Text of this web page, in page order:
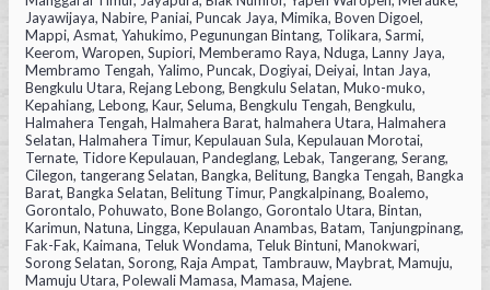
Jayawijaya, Nabire, Paniai, Puncak Jaya, Mimika, Boven Digoel,
Mappi, Asmat, Yahukimo, Pegunungan Bintang, Tolikara, Sarmi,
Keerom, Waropen, Supiori, Memberamo Raya, Nduga, Lanny Jaya,
Membramo Tengah, Yalimo, Puncak, Dogiyai, Deiyai, Intan Jaya,
Bengkulu Utara, Rejang Lebong, Bengkulu Selatan, Muko-muko,
Kepahiang, Lebong, Kaur, Seluma, Bengkulu Tengah, Bengkulu,
Halmahera Tengah, Halmahera Barat, halmahera Utara, Halmahera
Selatan, Halmahera Timur, Kepulauan Sula, Kepulauan Morotai,
Ternate, Tidore Kepulauan, Pandeglang, Lebak, Tangerang, Serang,
Cilegon, tangerang Selatan, Bangka, Belitung, Bangka Tengah, Bangka
Barat, Bangka Selatan, Belitung Timur, Pangkalpinang, Boalemo,
Gorontalo, Pohuwato, Bone Bolango, Gorontalo Utara, Bintan,
Karimun, Natuna, Lingga, Kepulauan Anambas, Batam, Tanjungpinang,
Fak-Fak, Kaimana, Teluk Wondama, Teluk Bintuni, Manokwari,
Sorong Selatan, Sorong, Raja Ampat, Tambrauw, Maybrat, Mamuju,
Mamuju Utara, Polewali Mamasa, Mamasa, Majene.